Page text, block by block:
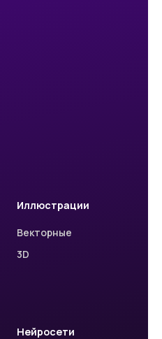
Иллюстрации
Векторные
3D
Нейросети